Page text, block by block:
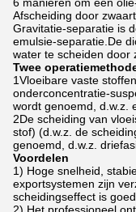
Afscheiding door
Gravitatie-separatie is
emulsie-separatie.De
water te scheiden door
Twee
1Vloeibare vaste
onderconcentratie-
wordt genoemd, d.w.z.
2De scheiding van
stof) (d.w.z. de
genoemd, d.w.z.
Voordelen
1) Hoge snelheid,
exportsystemen zijn
scheidingseffect is goed.